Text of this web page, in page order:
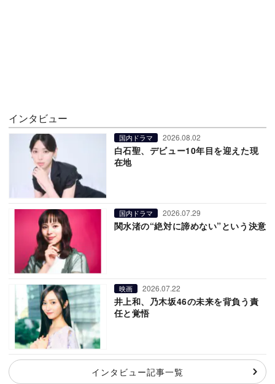
インタビュー
国内ドラマ 2026.08.02
白石聖、デビュー10年目を迎えた現
在地
国内ドラマ 2026.07.29
関水渚の“絶対に諦めない”という決意
映画 2026.07.22
井上和、乃木坂46の未来を背負う責
任と覚悟
インタビュー記事一覧